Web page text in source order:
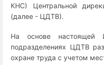
КНС) Центральной
(далее - ЦДТВ).
На основе настоящей
подразделениях ЦДТВ
охране труда с учетом